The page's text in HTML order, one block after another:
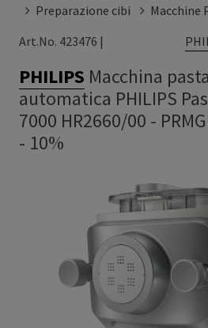
Preparazione cibi
Macchine
Art.No. 423476 |
PHILIPS Macchina
automatica PHILIPS
7000 HR2660/00 -
- 10%